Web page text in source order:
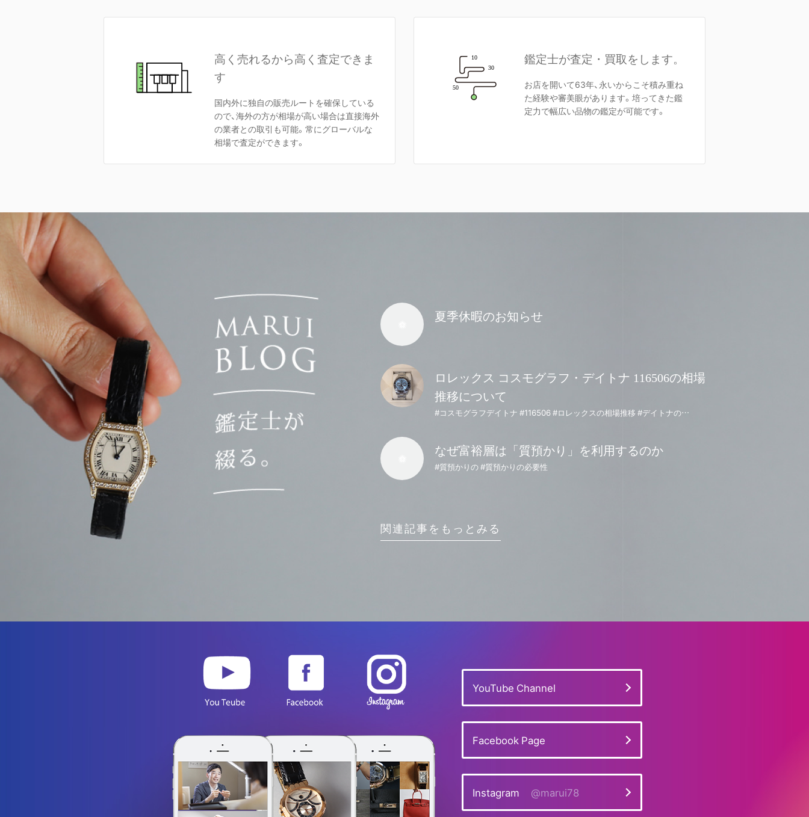
高く売れるから高く査定できま
す
国内外に独自の販売ルートを確保している
ので、海外の方が相場が高い場合は直接海外
の業者との取引も可能。常にグローバルな
相場で査定ができます。
鑑定士が査定・買取をします。
お店を開いて63年、永いからこそ積み重ね
た経験や審美眼があります。培ってきた鑑
定力で幅広い品物の鑑定が可能です。
夏季休暇のお知らせ
ロレックス コスモグラフ・デイトナ 116506の相場
推移について
#コスモグラフデイトナ #116506 #ロレックスの相場推移 #デイトナの相場推移 #116506の相場推移 #資産性の高い時計 #アイスブルー #デイトナ #プラチナモデル
なぜ富裕層は「質預かり」を利用するのか
#質預かりの #質預かりの必要性
関連記事をもっとみる
YouTube Channel
Facebook Page
Instagram @marui78